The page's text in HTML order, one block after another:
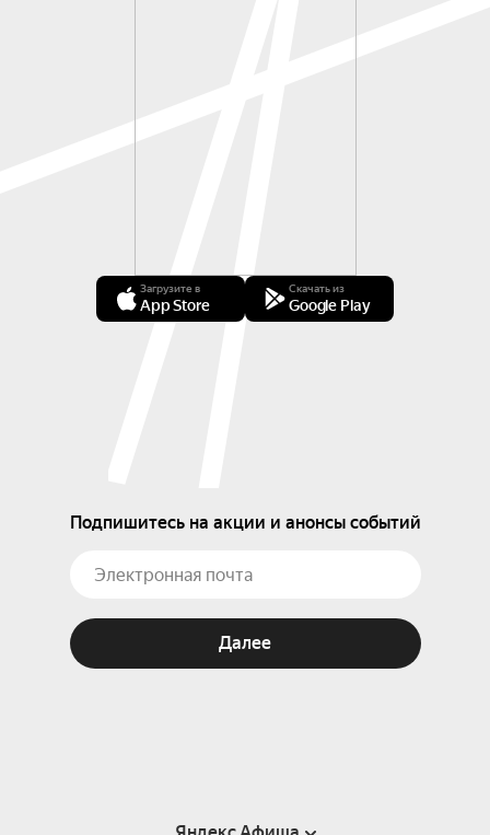
Загрузите в
App Store
Скачать из
Google Play
Подпишитесь на акции и анонсы событий
Далее